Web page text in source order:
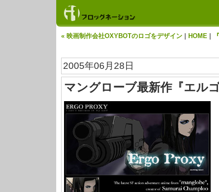
« 映画制作会社OXYBOTのロゴをデザイン HOME
2005年06月28日
マングローブ最新作『エル